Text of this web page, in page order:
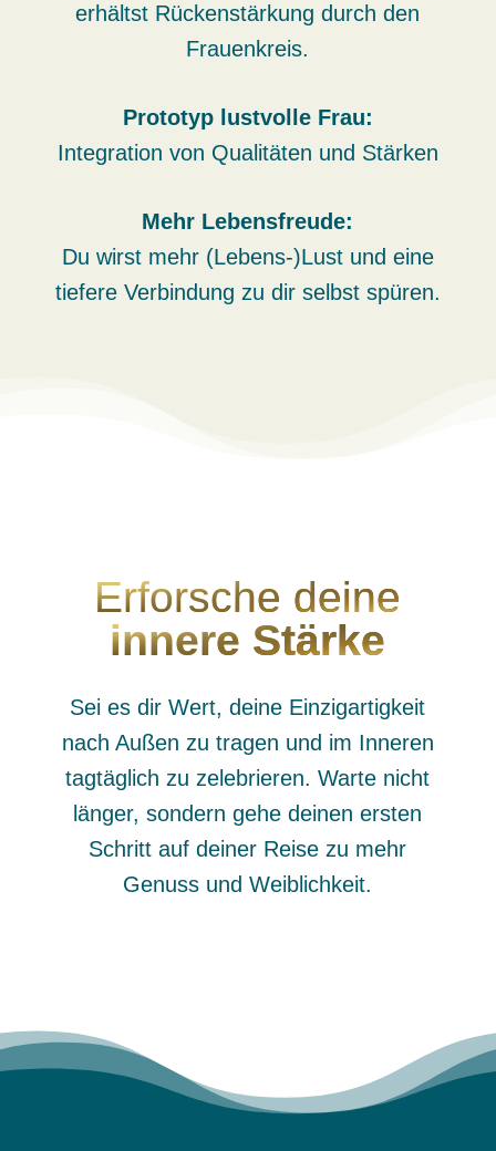
erhältst Rückenstärkung durch den
Frauenkreis.
Prototyp lustvolle Frau:
Integration von Qualitäten und Stärken
Mehr Lebensfreude:
Du wirst mehr (Lebens-)Lust und eine
tiefere Verbindung zu dir selbst spüren.
Erforsche deine
innere Stärke
Sei es dir Wert, deine Einzigartigkeit
nach Außen zu tragen und im Inneren
tagtäglich zu zelebrieren. Warte nicht
länger, sondern gehe deinen ersten
Schritt auf deiner Reise zu mehr
Genuss und Weiblichkeit.